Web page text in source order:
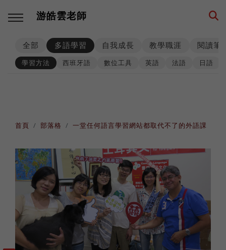
游皓雲老師
回主選單
數位工具
英語
法語
回主選單
人生規劃
專業精進
職場倫理
回主選單
課程設計
思維升級
回主選單
思考模式
從零到一
回主選單
深度充電
異國美食
回主選單
階段里程
異國婚姻
棒球魂
全部 多語學習 自我成長 教學職涯 閱讀筆
學習方法 西班牙語 數位工具 英語 法語 日語
首頁 部落格 一堂任何語言學習網站都取代不了的外語課